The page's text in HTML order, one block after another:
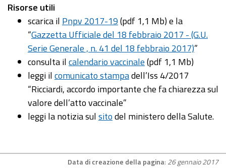
Risorse utili
scarica il Pnpv 2017-19(pdf 1,1 Mb) e la
“Gazzetta Ufficiale del 18 febbraio 2017 - (G.U.
Serie Generale , n. 41 del 18 febbraio 2017)”
consulta ilcalendario vaccinale(pdf 1,1 Mb)
leggi ilcomunicato stampadell’Iss 4/2017
“Ricciardi, accordo importante che fa chiarezza sul
valore dell’atto vaccinale”
leggi la notizia sulsitodel ministero della Salute.
Data di creazione della pagina: 26 gennaio 2017